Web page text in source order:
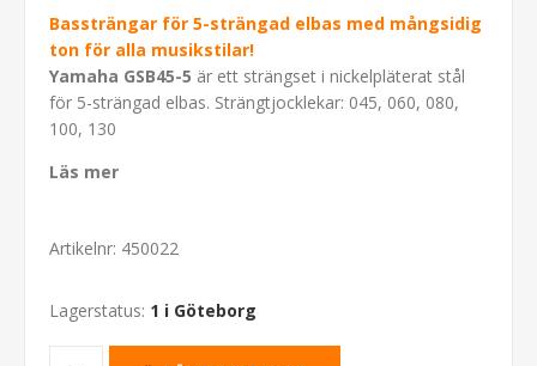
Bassträngar för 5-strängad elbas med mångsidig
ton för alla musikstilar!
Yamaha GSB45-5 är ett strängset i nickelpläterat stål
för 5-strängad elbas. Strängtjocklekar: 045, 060, 080,
100, 130
Läs mer
Artikelnr: 450022
Lagerstatus: 1 i Göteborg